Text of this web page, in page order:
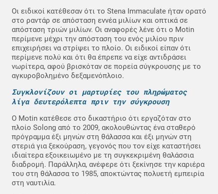
Οι ειδικοί κατέθεσαν ότι το Stena Immaculate ήταν ορατό
στο ραντάρ σε απόσταση εννέα μιλίων και οπτικά σε
απόσταση τριών μιλίων. Οι αναφορές λένε ότι ο Motin
περίμενε μέχρι την απόσταση του ενός μιλίου πριν
επιχειρήσει να στρίψει το πλοίο. Οι ειδικοί είπαν ότι
περίμενε πολύ και ότι θα έπρεπε να είχε αντιδράσει
νωρίτερα, αφού βρισκόταν σε πορεία σύγκρουσης με το
αγκυροβολημένο δεξαμενόπλοιο.
Συγκλονίζουν οι μαρτυρίες του πληρώματος
λίγα δευτερόλεπτα πριν την σύγκρουση
Ο Motin κατέθεσε στο δικαστήριο ότι εργαζόταν στο
πλοίο Solong από το 2009, ακολουθώντας ένα σταθερό
πρόγραμμα έξι μηνών στη θάλασσα και έξι μηνών στη
στεριά για ξεκούραση, γεγονός που τον είχε καταστήσει
ιδιαίτερα εξοικειωμένο με τη συγκεκριμένη θαλάσσια
διαδρομή. Παράλληλα, ανέφερε ότι ξεκίνησε την καριέρα
του στη θάλασσα το 1985, αποκτώντας πολυετή εμπειρία
στη ναυτιλία.